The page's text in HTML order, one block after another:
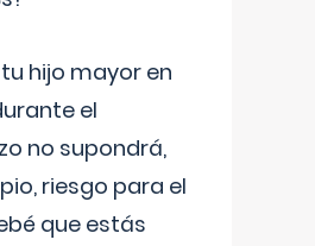
hijo mayor en
el
no supondrá,
riesgo para el
que estás